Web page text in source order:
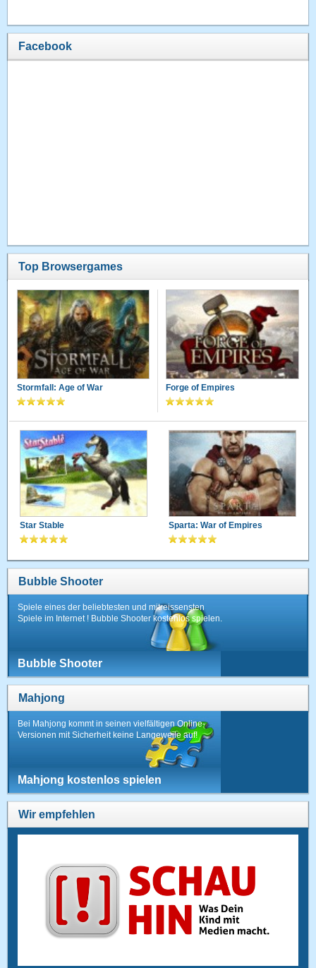
Facebook
Top Browsergames
Stormfall: Age of War Forge of Empires
Star Stable Sparta: War of Empires
Bubble Shooter
Spiele eines der beliebtesten und mitreissensten
Spiele im Internet ! Bubble Shooter kostenlos spielen.
Bubble Shooter
Mahjong
Bei Mahjong kommt in seinen vielfältigen Online-
Versionen mit Sicherheit keine Langeweile auf!
Mahjong kostenlos spielen
Wir empfehlen